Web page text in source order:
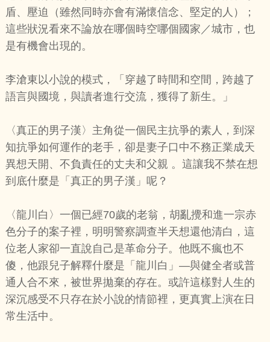
盾、壓迫（雖然同時亦會有滿懷信念、堅定的人）；
這些狀況看來不論放在哪個時空哪個國家／城市，也
是有機會出現的。
李滄東以小說的模式，「穿越了時間和空間，跨越了
語言與國境，與讀者進行交流，獲得了新生。」
〈真正的男子漢〉主角從一個民主抗爭的素人，到深
知抗爭如何運作的老手，卻是妻子口中不務正業成天
異想天開、不負責任的丈夫和父親 。這讓我不禁在想
到底什麼是「真正的男子漢」呢？
〈龍川白〉一個已經70歲的老翁，胡亂攪和進一宗赤
色分子的案子裡，明明警察調查半天想還他清白，這
位老人家卻一直說自己是革命分子。他既不瘋也不
傻，他跟兒子解釋什麼是「龍川白」—與健全者或普
通人合不來，被世界拋棄的存在。或許這樣對人生的
深沉感受不只存在於小說的情節裡，更真實上演在日
常生活中。